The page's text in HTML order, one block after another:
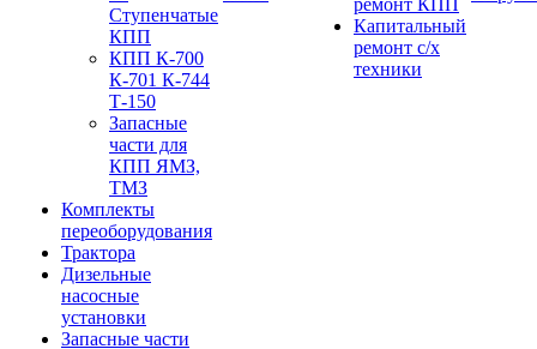
Ступенчатые
КПП
КПП К-700
К-701 К-744
Т-150
Запасные
части для
КПП ЯМЗ,
ТМЗ
Комплекты
переоборудования
Трактора
Дизельные
насосные
установки
Запасные части
ремонт КПП
Капитальный
ремонт с/х
техники